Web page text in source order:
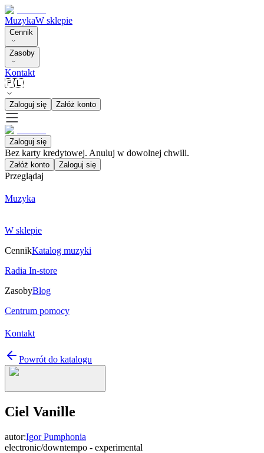
MuzykaW sklepie
Cennik
Zasoby
Kontakt
🇵🇱
Zaloguj się Załóż konto
Zaloguj się
Bez karty kredytowej. Anuluj w dowolnej chwili.
Załóż konto Zaloguj się
Przeglądaj
Muzyka
W sklepie
CennikKatalog muzyki
Radia In-store
ZasobyBlog
Centrum pomocy
Kontakt
Powrót do katalogu
Ciel Vanille
autor:Igor Pumphonia
electronic/downtempo - experimental